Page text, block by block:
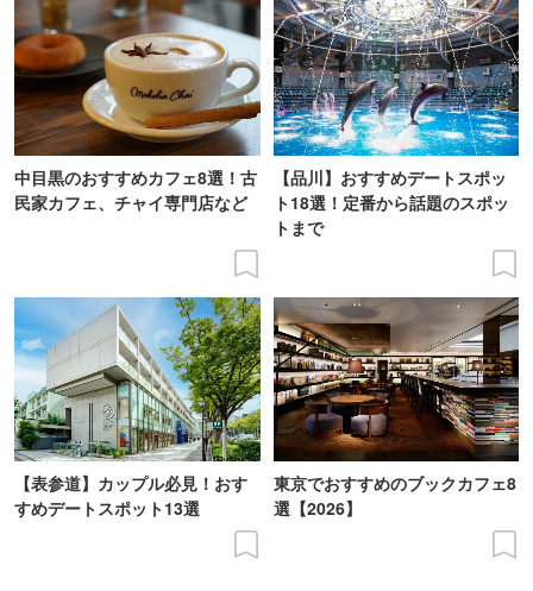
中目黒のおすすめカフェ8選！古
民家カフェ、チャイ専門店など
【品川】おすすめデートスポッ
ト18選！定番から話題のスポッ
トまで
【表参道】カップル必見！おす
すめデートスポット13選
東京でおすすめのブックカフェ8
選【2026】